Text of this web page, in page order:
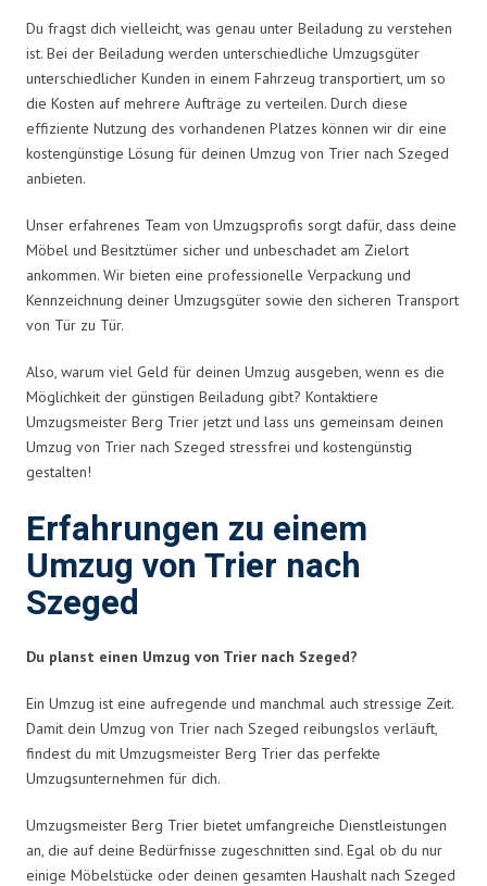
Du fragst dich vielleicht, was genau unter Beiladung zu verstehen
ist. Bei der Beiladung werden unterschiedliche Umzugsgüter
unterschiedlicher Kunden in einem Fahrzeug transportiert, um so
die Kosten auf mehrere Aufträge zu verteilen. Durch diese
effiziente Nutzung des vorhandenen Platzes können wir dir eine
kostengünstige Lösung für deinen Umzug von Trier nach Szeged
anbieten.
Unser erfahrenes Team von Umzugsprofis sorgt dafür, dass deine
Möbel und Besitztümer sicher und unbeschadet am Zielort
ankommen. Wir bieten eine professionelle Verpackung und
Kennzeichnung deiner Umzugsgüter sowie den sicheren Transport
von Tür zu Tür.
Also, warum viel Geld für deinen Umzug ausgeben, wenn es die
Möglichkeit der günstigen Beiladung gibt? Kontaktiere
Umzugsmeister Berg Trier jetzt und lass uns gemeinsam deinen
Umzug von Trier nach Szeged stressfrei und kostengünstig
gestalten!
Erfahrungen zu einem
Umzug von Trier nach
Szeged
Du planst einen Umzug von Trier nach Szeged?
Ein Umzug ist eine aufregende und manchmal auch stressige Zeit.
Damit dein Umzug von Trier nach Szeged reibungslos verläuft,
findest du mit Umzugsmeister Berg Trier das perfekte
Umzugsunternehmen für dich.
Umzugsmeister Berg Trier bietet umfangreiche Dienstleistungen
an, die auf deine Bedürfnisse zugeschnitten sind. Egal ob du nur
einige Möbelstücke oder deinen gesamten Haushalt nach Szeged